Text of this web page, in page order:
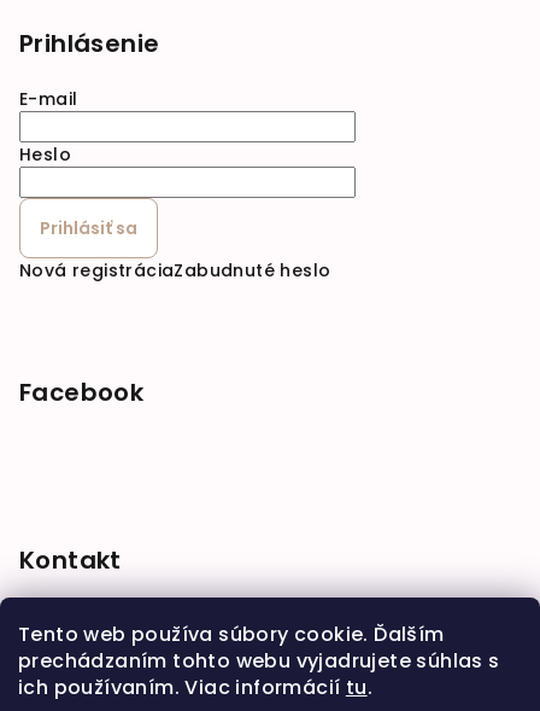
Tento web používa súbory cookie. Ďalším
prechádzaním tohto webu vyjadrujete súhlas s
ich používaním. Viac informácií tu.
Prihlásenie
E-mail
Heslo
Prihlásiť sa
Nová registráciaZabudnuté heslo
Facebook
Kontakt
shop @babymarket.sk
+421 914 334 455